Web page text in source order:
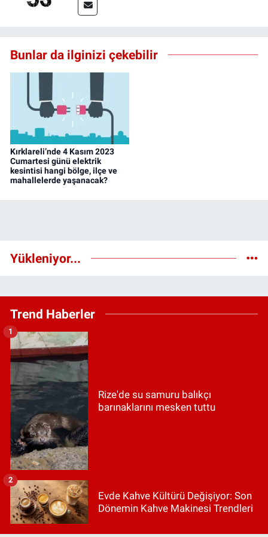
Bunlar da ilginizi çekebilir
Kırklareli’nde 4 Kasım 2023
Cumartesi günü elektrik
kesintisi hangi bölge, ilçe ve
mahallelerde yaşanacak?
Yükleniyor...
Trend Haberler
Rize'de su samuru balıkçı
barınaklarını mesken tuttu
1
Evde Kahve Kültürü Değişiyor: Son
Dönemin Kahve Makinesi Trendleri
2